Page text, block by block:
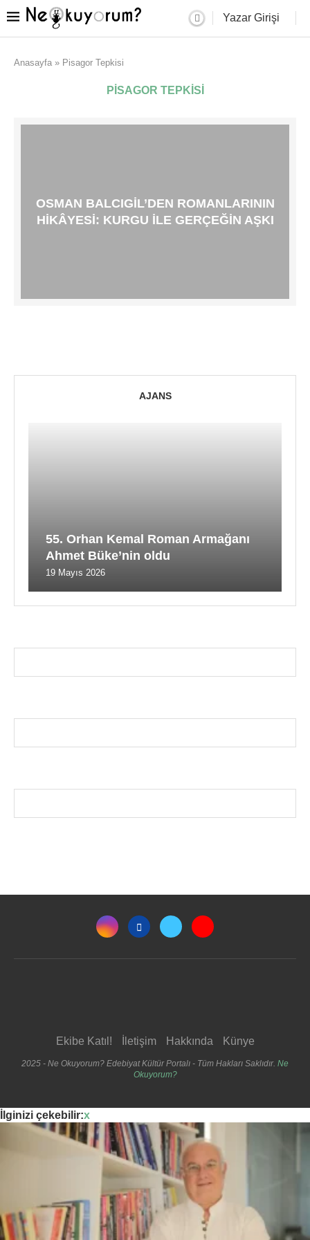
Yazar Girişi
Anasayfa » Pisagor Tepkisi
PISAGOR TEPKISI
OSMAN BALCIGIL’DEN ROMANLARININ
HIKÂYESI: KURGU ILE GERÇEĞIN AŞKI
AJANS
55. Orhan Kemal Roman Armağanı
Ahmet Büke’nin oldu
19 Mayıs 2026
Ekibe Katıl! İletişim Hakkında Künye
2025 - Ne Okuyorum? Edebiyat Kültür Portalı - Tüm Hakları Saklıdır. Ne
Okuyorum?
İlginizi çekebilir:x